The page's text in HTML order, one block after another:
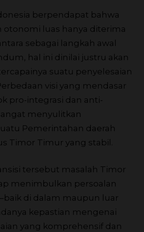
berpendapat bahwa
otonomi luas hanya diterima
sebagai langkah awal
hal ini dinilai justru akan
suatu penyelesaian
visi yang mendasar
pro-integrasi dan anti-
menyulitkan
Pemerintahan daerah
Timor Timur yang stabil.
tersebut masalah Timor
menimbulkan persoalan
di dalam maupun luar
kepastian mengenai
yang komprehensif dan